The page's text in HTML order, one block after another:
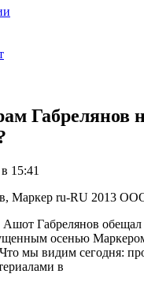
Габрелянов
15:41
Маркер ru-RU 2013
Габрелянов обещал
осенью
мы видим сегодня:
в